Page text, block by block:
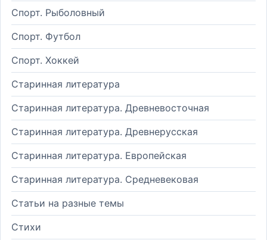
Спорт. Рыболовный
Спорт. Футбол
Спорт. Хоккей
Старинная литература
Старинная литература. Древневосточная
Старинная литература. Древнерусская
Старинная литература. Европейская
Старинная литература. Средневековая
Статьи на разные темы
Стихи